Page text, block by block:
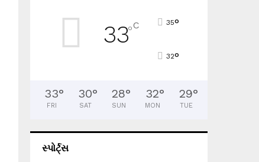
33°C 35°
32°
33°
FRI
30°
SAT
28°
SUN
32°
MON
29°
TUE
સ્પોર્ટ્સ